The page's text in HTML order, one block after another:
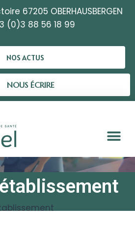
67205 OBERHAUSBERGEN
(0)3 88 56 18 99
NOS ACTUS
NOUS ÉCRIRE